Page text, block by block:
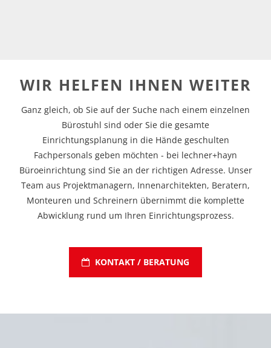
WIR HELFEN IHNEN WEITER
Ganz gleich, ob Sie auf der Suche nach einem einzelnen
Bürostuhl sind oder Sie die gesamte
Einrichtungsplanung in die Hände geschulten
Fachpersonals geben möchten - bei lechner+hayn
Büroeinrichtung sind Sie an der richtigen Adresse. Unser
Team aus Projektmanagern, Innenarchitekten, Beratern,
Monteuren und Schreinern übernimmt die komplette
Abwicklung rund um Ihren Einrichtungsprozess.
KONTAKT / BERATUNG